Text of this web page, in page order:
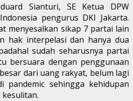
Sianturi, SE Ketua DPW
pengurus DKI Jakarta.
menyesalkan sikap 7 partai lain
hak interpelasi dan hanya dua
sudah seharusnya partai
bersuara dengan penggunaan
dari uang rakyat, belum lagi
pandemic sehingga kehidupan